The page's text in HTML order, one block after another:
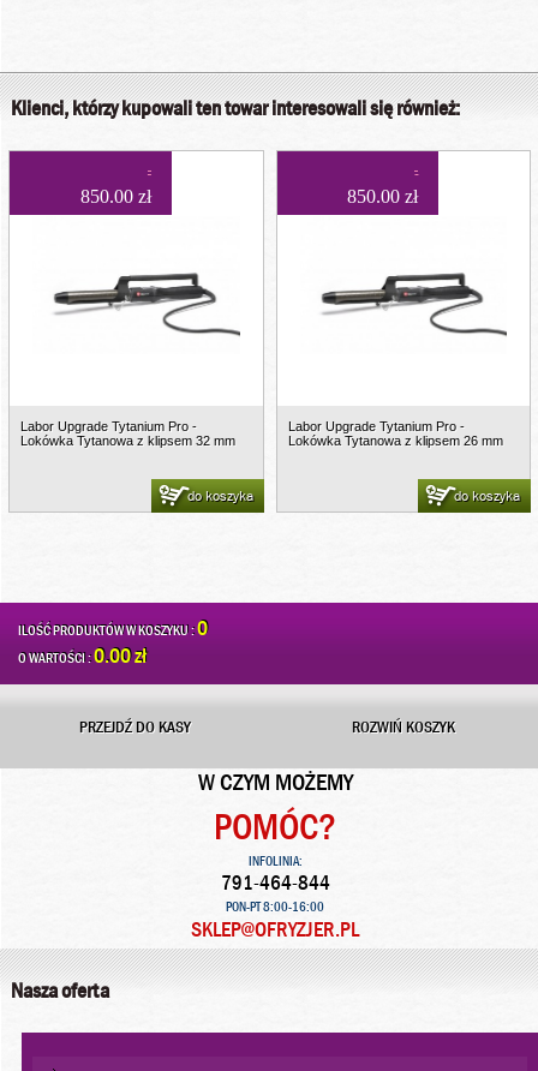
Klienci, którzy kupowali ten towar interesowali się również:
850.00 zł
Labor Upgrade Tytanium Pro -
Lokówka Tytanowa z klipsem 32 mm
do koszyka
850.00 zł
Labor Upgrade Tytanium Pro -
Lokówka Tytanowa z klipsem 26 mm
do koszyka
ILOŚĆ PRODUKTÓW W KOSZYKU :0
O WARTOŚCI :0.00 zł
PRZEJDŹ DO KASY ROZWIŃ KOSZYK
W CZYM MOŻEMY
POMÓC?
INFOLINIA:
791-464-844
PON-PT 8:00-16:00
SKLEP@OFRYZJER.PL
Nasza oferta